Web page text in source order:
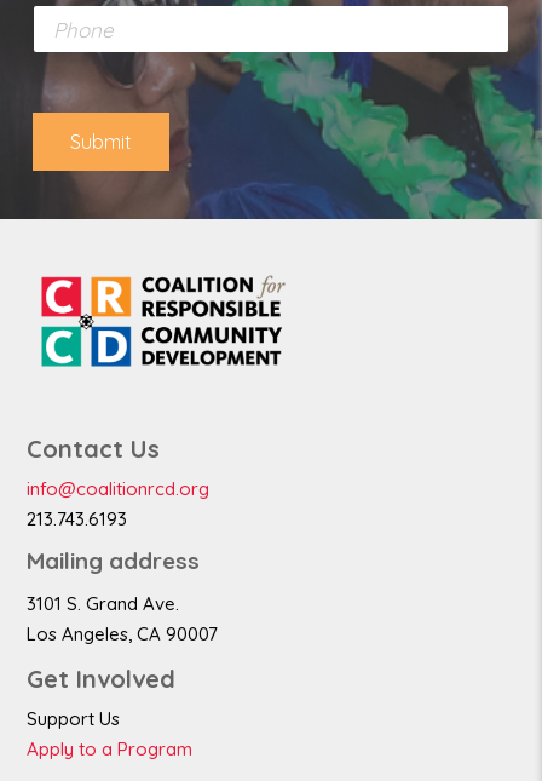
l
n
e
Submit
Contact Us
info@coalitionrcd.org
213.743.6193
Mailing address
3101 S. Grand Ave.
Los Angeles, CA 90007
Get Involved
Support Us
Apply to a Program